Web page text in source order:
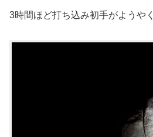
3時間ほど打ち込み初手がようや